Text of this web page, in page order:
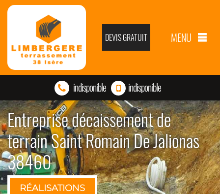
DEVIS GRATUIT MENU
indisponible indisponible
Entreprise décaissement de
terrain Saint Romain De Jalionas
38460
RÉALISATIONS